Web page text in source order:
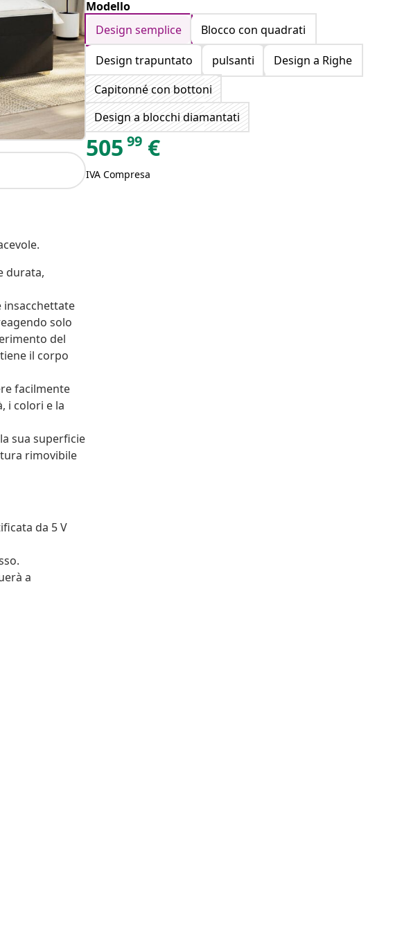
durata,
insacchettate
solo
del
il corpo
facilmente
i colori e la
sua superficie
rimovibile
da 5 V
a
Modello
Design semplice
Blocco con quadrati
Design trapuntato
pulsanti
Design a Righe
Capitonné con bottoni
Design a blocchi diamantati
505 99 €
IVA Compresa